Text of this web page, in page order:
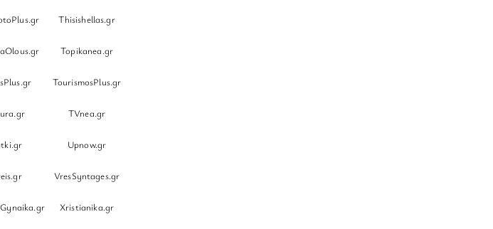
Thisishellas.gr
Topikanea.gr
TourismosPlus.gr
TVnea.gr
Upnow.gr
VresSyntages.gr
Xristianika.gr